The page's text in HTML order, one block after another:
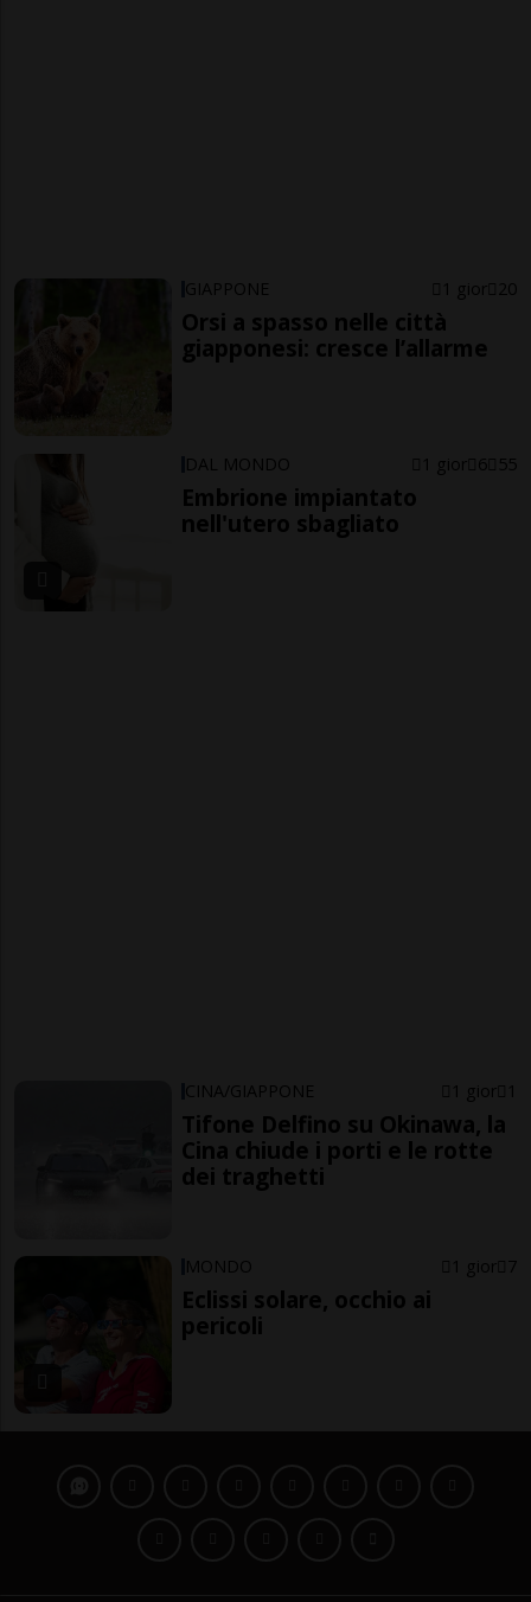
GIAPPONE 1 gior 20
Orsi a spasso nelle città
giapponesi: cresce l’allarme
DAL MONDO 1 gior 6 55
Embrione impiantato
nell'utero sbagliato
CINA/GIAPPONE 1 gior 1
Tifone Delfino su Okinawa, la
Cina chiude i porti e le rotte
dei traghetti
MONDO 1 gior 7
Eclissi solare, occhio ai
pericoli